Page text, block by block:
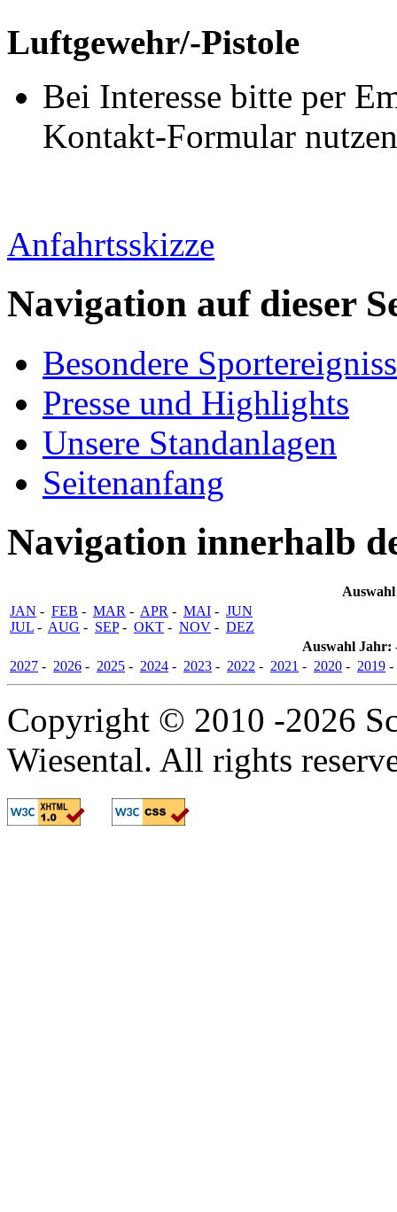
Luftgewehr/-Pistole
Bei Interesse bitte per
Kontakt-Formular
Anfahrtsskizze
Navigation auf dieser
Besondere
Presse und Highlights
Unsere Standanlagen
Seitenanfang
Navigation innerhalb
JAN - FEB - MAR - APR - MAI - JUN
JUL - AUG - SEP- OKT - NOV - DEZ
Auswahl Jahr:
2027 - 2026 - 2025 - 2024 - 2023 - 2022 - 2021 - 2020 - 2019
Copyright © 2010 -2026
Wiesental. All rights